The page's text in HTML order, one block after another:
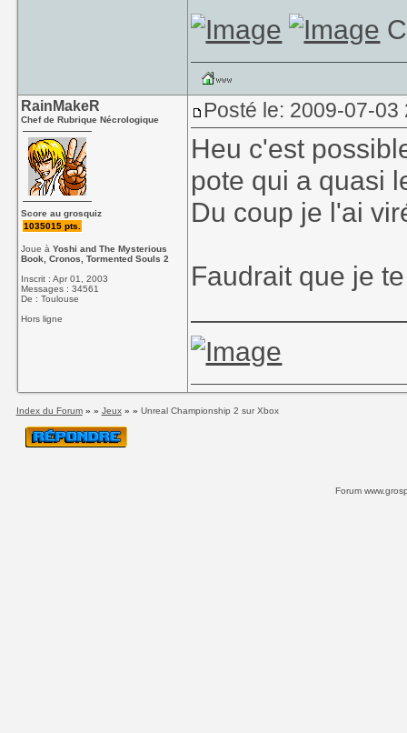
RainMakeR
Chef de Rubrique Nécrologique
Score au grosquiz
1035015 pts.
Joue àYoshi and The Mysterious
Book, Cronos, Tormented Souls 2
Inscrit : Apr 01, 2003
Messages : 34561
De : Toulouse
Hors ligne
Posté le: 2009-07-03
Heu c'est
pote qui a quasi
Du coup je l'ai
Faudrait que je
Index du Forum» » Jeux» » Unreal Championship 2 sur Xbox
Forum